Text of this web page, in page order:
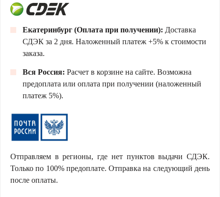
Екатеринбург (Оплата при получении): Доставка
СДЭК за 2 дня. Наложенный платеж +5% к стоимости
заказа.
Вся Россия: Расчет в корзине на сайте. Возможна
предоплата или оплата при получении (наложенный
платеж 5%).
Отправляем в регионы, где нет пунктов выдачи СДЭК.
Только по 100% предоплате. Отправка на следующий день
после оплаты.